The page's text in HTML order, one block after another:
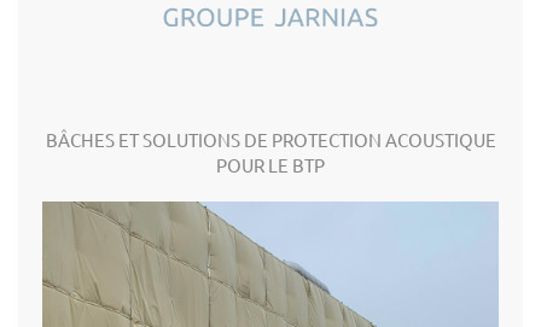
BÂCHES ET SOLUTIONS DE PROTECTION ACOUSTIQUE
POUR LE BTP